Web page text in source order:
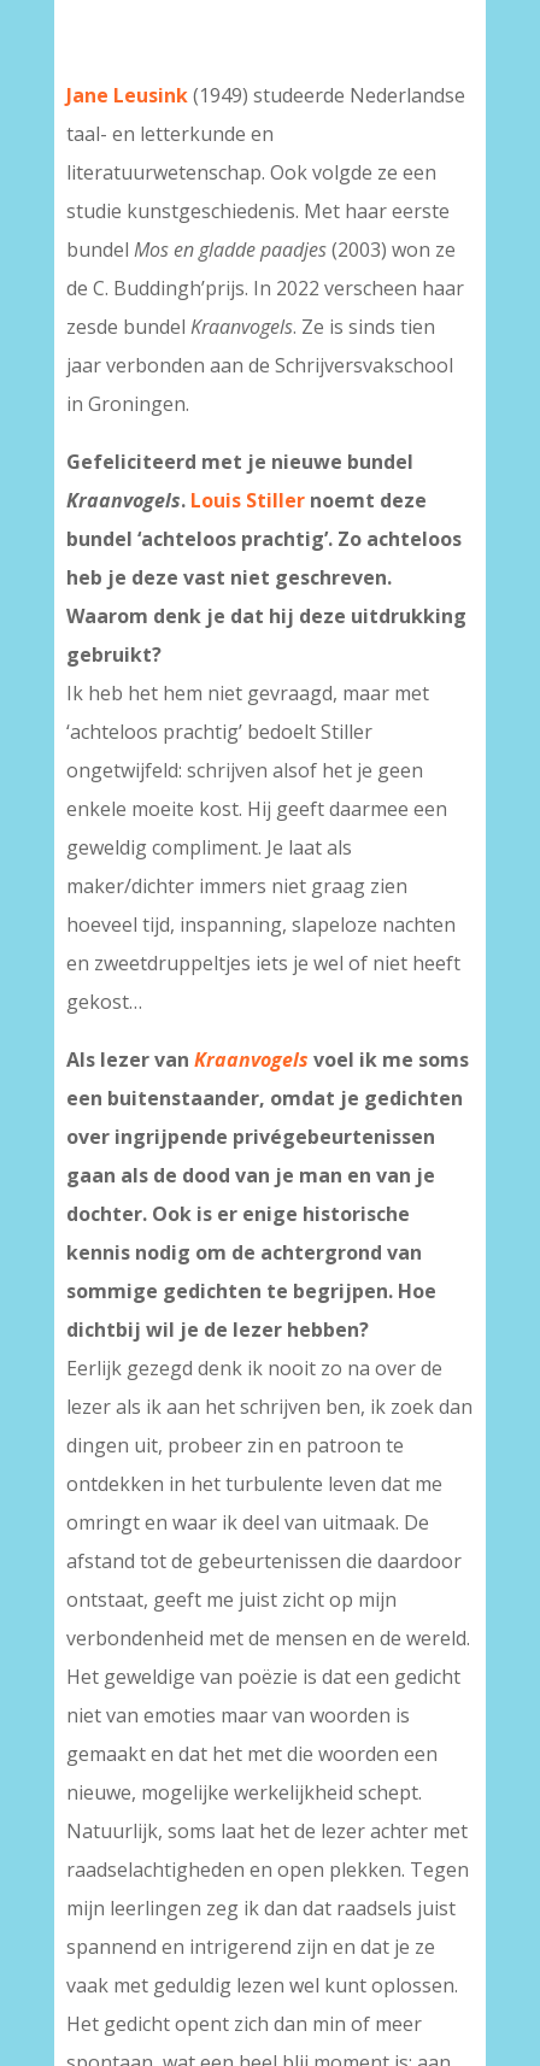
Jane Leusink(1949) studeerde Nederlandse
taal- en letterkunde en
literatuurwetenschap. Ook volgde ze een
studie kunstgeschiedenis. Met haar eerste
bundel Mos en gladde paadjes(2003) won ze
de C. Buddingh’prijs. In 2022 verscheen haar
zesde bundel Kraanvogels. Ze is sinds tien
jaar verbonden aan de Schrijversvakschool
in Groningen.
Gefeliciteerd met je nieuwe bundel
Kraanvogels. Louis Stillernoemt deze
bundel ‘achteloos prachtig’. Zo achteloos
heb je deze vast niet geschreven.
Waarom denk je dat hij deze uitdrukking
gebruikt?
Ik heb het hem niet gevraagd, maar met
‘achteloos prachtig’ bedoelt Stiller
ongetwijfeld: schrijven alsof het je geen
enkele moeite kost. Hij geeft daarmee een
geweldig compliment. Je laat als
maker/dichter immers niet graag zien
hoeveel tijd, inspanning, slapeloze nachten
en zweetdruppeltjes iets je wel of niet heeft
gekost…
Als lezer van Kraanvogels voel ik me soms
een buitenstaander, omdat je gedichten
over ingrijpende privégebeurtenissen
gaan als de dood van je man en van je
dochter. Ook is er enige historische
kennis nodig om de achtergrond van
sommige gedichten te begrijpen. Hoe
dichtbij wil je de lezer hebben?
Eerlijk gezegd denk ik nooit zo na over de
lezer als ik aan het schrijven ben, ik zoek dan
dingen uit, probeer zin en patroon te
ontdekken in het turbulente leven dat me
omringt en waar ik deel van uitmaak. De
afstand tot de gebeurtenissen die daardoor
ontstaat, geeft me juist zicht op mijn
verbondenheid met de mensen en de wereld.
Het geweldige van poëzie is dat een gedicht
niet van emoties maar van woorden is
gemaakt en dat het met die woorden een
nieuwe, mogelijke werkelijkheid schept.
Natuurlijk, soms laat het de lezer achter met
raadselachtigheden en open plekken. Tegen
mijn leerlingen zeg ik dan dat raadsels juist
spannend en intrigerend zijn en dat je ze
vaak met geduldig lezen wel kunt oplossen.
Het gedicht opent zich dan min of meer